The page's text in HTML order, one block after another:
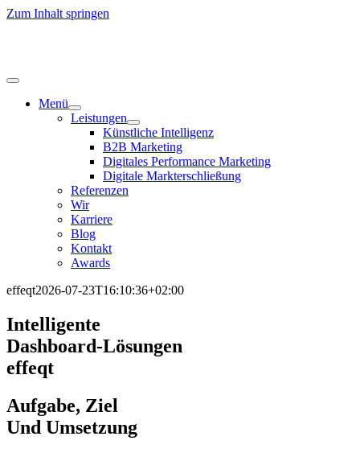
Zum Inhalt springen
Menü
Leistungen
Künstliche Intelligenz
B2B Marketing
Digitales Performance Marketing
Digitale Markterschließung
Referenzen
Wir
Karriere
Blog
Kontakt
Awards
effeqt2026-07-23T16:10:36+02:00
Intelligente
Dashboard-Lösungen
effeqt
Aufgabe, Ziel
Und Um­set­zung